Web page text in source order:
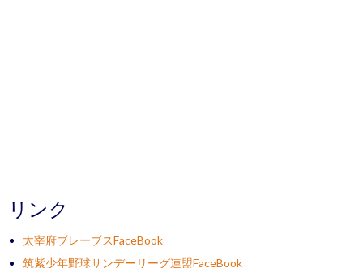
リンク
太宰府ブレーブスFaceBook
筑紫少年野球サンデーリーグ連盟FaceBook